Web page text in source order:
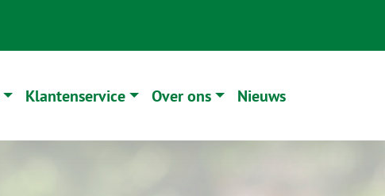
Klantenservice Over ons Nieuws